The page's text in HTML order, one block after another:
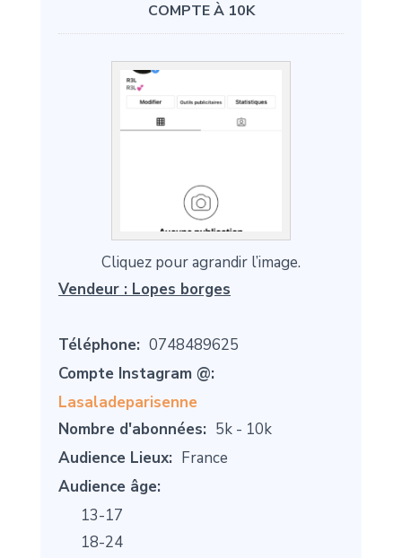
COMPTE À 10K
Cliquez pour agrandir l’image.
Vendeur : Lopes borges
Téléphone: 0748489625
Compte Instagram @:
Lasaladeparisenne
Nombre d'abonnées: 5k - 10k
Audience Lieux: France
Audience âge:
13-17
18-24